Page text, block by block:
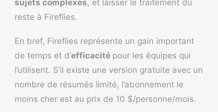
sujets complexes, et laisser le traitement du
reste à Fireflies.
En bref, Fireflies représente un gain important
de temps et d’efficacité pour les équipes qui
l’utilisent. S’il existe une version gratuite avec un
nombre de résumés limité, l’abonnement le
moins cher est au prix de 10 $/personne/mois.